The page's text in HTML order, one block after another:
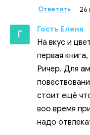
Ответить 26
Г Гость Елена
На вкус и
первая
Ричер. Для
стоит ещё
воо время
надо